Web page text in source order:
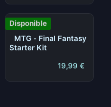
Disponible
MTG - Final Fantasy
Starter Kit
19,99 €